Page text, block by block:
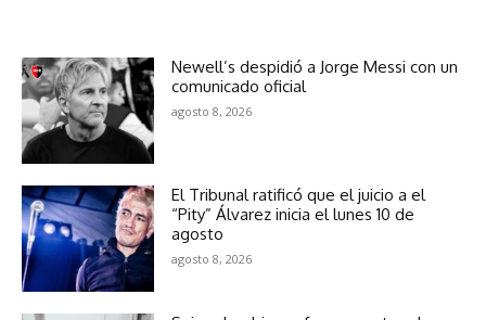
Newell’s despidió a Jorge Messi con un
comunicado oficial
agosto 8, 2026
El Tribunal ratificó que el juicio a el
“Pity” Álvarez inicia el lunes 10 de
agosto
agosto 8, 2026